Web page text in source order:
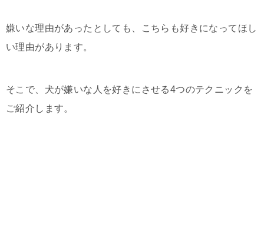
嫌いな理由があったとしても、こちらも好きになってほし
い理由があります。
そこで、犬が嫌いな人を好きにさせる4つのテクニックを
ご紹介します。